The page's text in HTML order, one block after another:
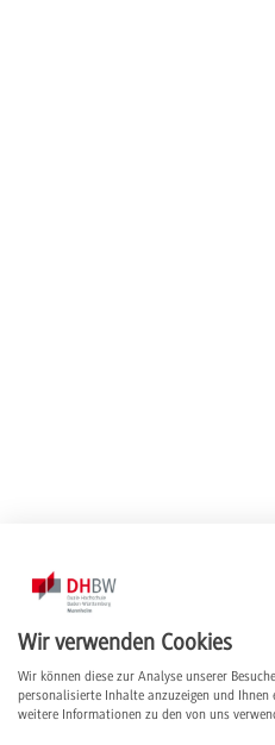
Wir verwenden Cookies
Wir können diese zur Analyse unserer
personalisierte Inhalte anzuzeigen und
weitere Informationen zu den von uns